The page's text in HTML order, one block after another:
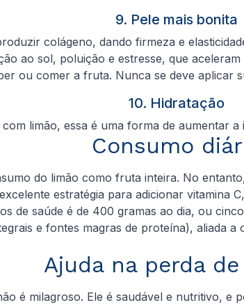
9. Pele mais bonita
colágeno, dando firmeza e
ao sol, poluição e estresse, que
ou comer a fruta. Nunca se deve aplicar
10. Hidratação
limão, essa é uma forma de aumentar
Consumo
do limão como fruta inteira. No
estratégia para adicionar vitamina
de saúde é de 400 gramas ao dia, ou
e fontes magras de proteína), aliada
Ajuda na perda
é milagroso. Ele é saudável e nutritivo,